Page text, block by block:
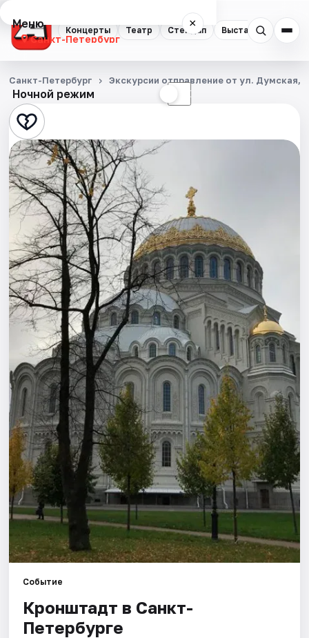
Концерты Театр Стендап Выставки
Меню ×
Санкт-Петербург
Концерты
Театр
Стендап
Выставки
Квесты
Экскурсии
Спорт
События
Города
Площадки
Артисты
Рейтинги
Ночной режим ☾
Санкт-Петербург Экскурсии отправление от ул. Думская,
Событие
Кронштадт в Санкт-
Петербурге